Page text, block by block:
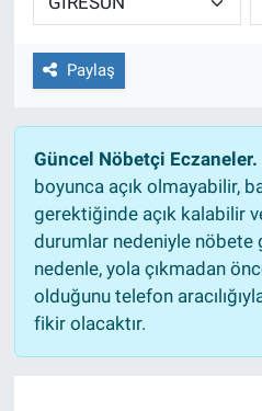
Paylaş
Güncel Nöbetçi Eczaneler.
boyunca açık olmayabilir,
gerektiğinde açık kalabilir
durumlar nedeniyle nöbete
nedenle, yola çıkmadan
olduğunu telefon
fikir olacaktır.